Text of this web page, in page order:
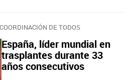
DE TODOS
España, líder mundial en
trasplantes durante 33
años consecutivos